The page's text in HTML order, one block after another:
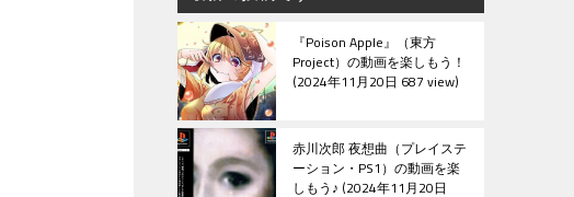
『Poison Apple』（東方
Project）の動画を楽しもう！
2024年11月20日 687 view
赤川次郎 夜想曲（プレイステ
ーション・PS1）の動画を楽
しもう♪ 2024年11月20日